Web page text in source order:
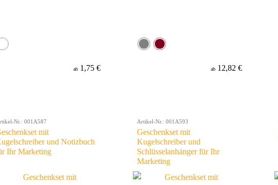
ab 1,75 € ab 12,82 €
Nr.: 001A587
mit
und Notizbuch
Ihr Marketing
Artikel-Nr.: 001A593
Geschenkset mit
Kugelschreiber und
Schlüsselanhänger für Ihr
Marketing